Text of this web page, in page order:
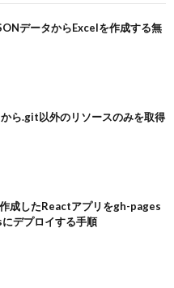
データからExcelを作成する無
ら.git以外のリソースのみを取得
成したReactアプリをgh-pages
デプロイする手順